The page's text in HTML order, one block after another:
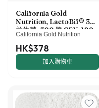
California Gold
Nutrition, LactoBif® 30
益生菌，300 億 CFU，120
粒素食膠囊
California Gold Nutrition
HK$378
加入購物車